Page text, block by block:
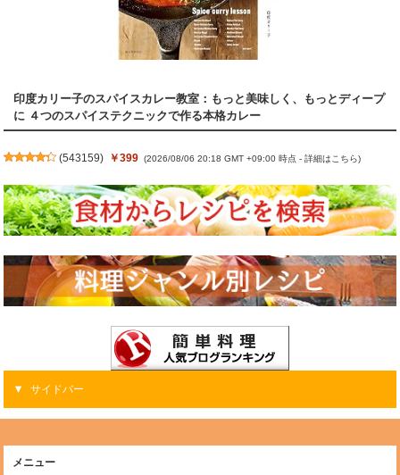
印度カリー子のスパイスカレー教室：もっと美味しく、もっとディープ
に ４つのスパイステクニックで作る本格カレー
(543159) ￥399 (2026/08/06 20:18 GMT +09:00 時点 -詳細はこちら)
サイドバー
メニュー